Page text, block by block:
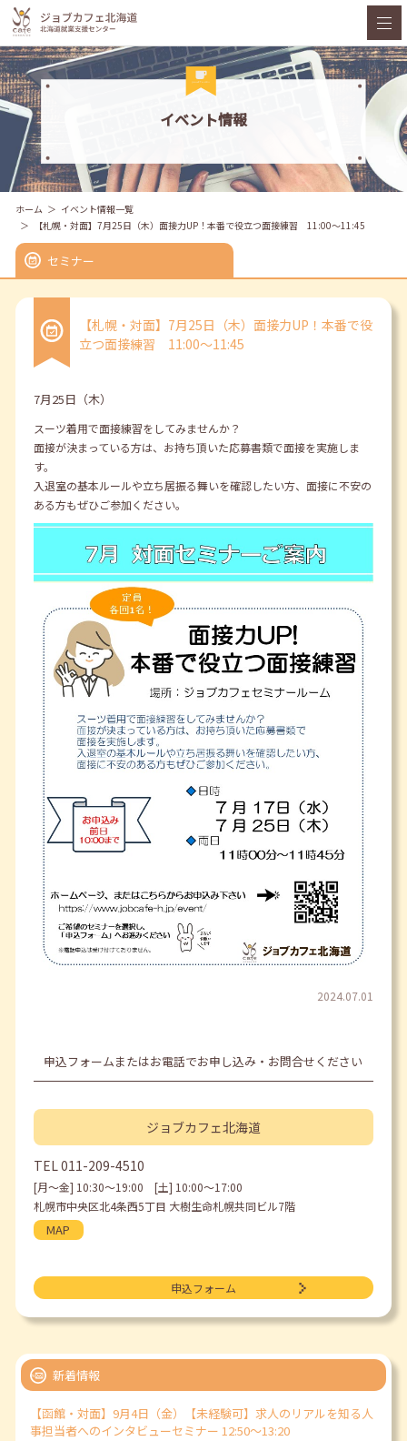
イベント情報
ホーム
イベント情報一覧
【札幌・対面】7月25日（木）面接力UP！本番で役立つ面接練習 11:00～11:45
セミナー
【札幌・対面】7月25日（木）面接力UP！本番で役
立つ面接練習 11:00～11:45
7月25日（木）
スーツ着用で面接練習をしてみませんか？
面接が決まっている方は、お持ち頂いた応募書類で面接を実施しま
す。
入退室の基本ルールや立ち居振る舞いを確認したい方、面接に不安の
ある方もぜひご参加ください。
2024.07.01
申込フォームまたはお電話でお申し込み・お問合せください
ジョブカフェ北海道
TEL011-209-4510
[月〜金] 10:30〜19:00 [土] 10:00〜17:00
札幌市中央区北4条西5丁目 大樹生命札幌共同ビル7階
MAP
申込フォーム
新着情報
【函館・対面】9月4日（金）【未経験可】求人のリアルを知る人
事担当者へのインタビューセミナー 12:50～13:20